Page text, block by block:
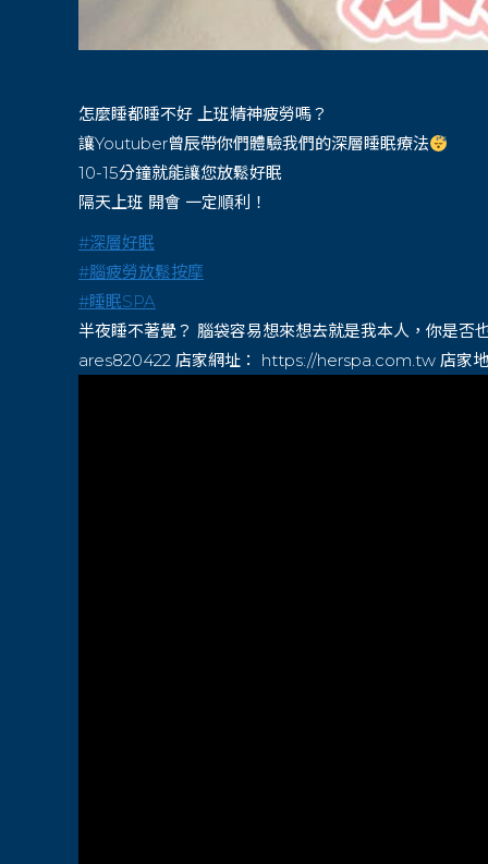
怎麼睡都睡不好 上班精神疲勞嗎？
讓Youtuber曾辰帶你們體驗我們的深層睡眠療法
10-15分鐘就能讓您放鬆好眠
隔天上班 開會 一定順利！
#深層好眠
#腦疲勞放鬆按摩
#睡眠SPA
半夜睡不著覺？ 腦袋容易想來想去就是我本人，你是否
ares820422 店家網址： https://herspa.com.tw 店家